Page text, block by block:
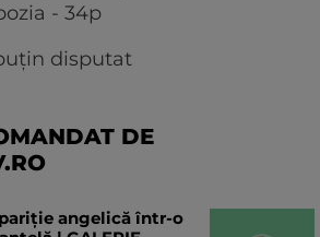
- 34p
disputat
DE
angelică într-o